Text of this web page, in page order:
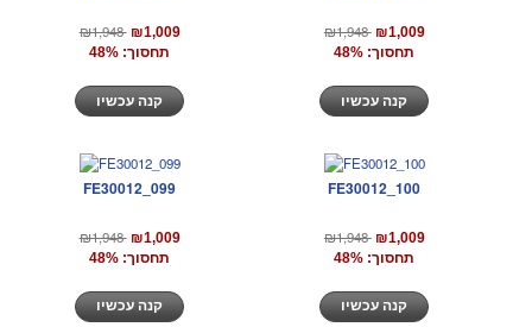
₪1,948 ₪1,009
תחסוך: 48%
₪1,948 ₪1,009
תחסוך: 48%
FE30012_099
₪1,948 ₪1,009
תחסוך: 48%
FE30012_100
₪1,948 ₪1,009
תחסוך: 48%